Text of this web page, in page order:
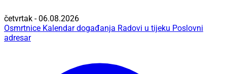
četvrtak - 06.08.2026
Osmrtnice Kalendar događanja Radovi u tijeku Poslovni
adresar